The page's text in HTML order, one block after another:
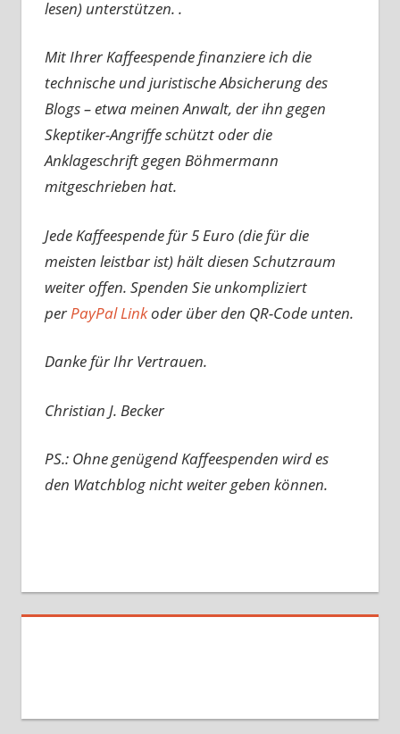
lesen) unterstützen. .
Mit Ihrer Kaffeespende finanziere ich die
technische und juristische Absicherung des
Blogs – etwa meinen Anwalt, der ihn gegen
Skeptiker-Angriffe schützt oder die
Anklageschrift gegen Böhmermann
mitgeschrieben hat.
Jede Kaffeespende für 5 Euro (die für die
meisten leistbar ist) hält diesen Schutzraum
weiter offen. Spenden Sie unkompliziert
perPayPal Linkoder über den QR-Code unten.
Danke für Ihr Vertrauen.
Christian J. Becker
PS.: Ohne genügend Kaffeespenden wird es
den Watchblog nicht weiter geben können.